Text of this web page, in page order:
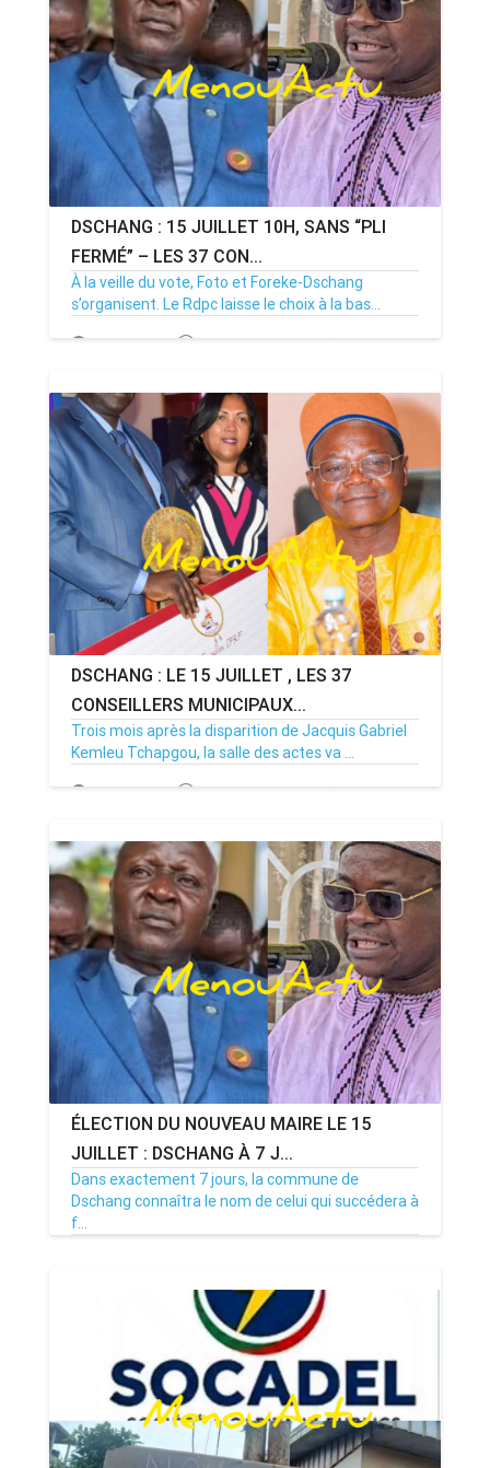
DSCHANG : 15 JUILLET 10H, SANS “PLI
FERMÉ” – LES 37 CON...
À la veille du vote, Foto et Foreke-Dschang
s’organisent. Le Rdpc laisse le choix à la bas...
14/07/26 Par MenouActu 0
DSCHANG : LE 15 JUILLET , LES 37
CONSEILLERS MUNICIPAUX...
Trois mois après la disparition de Jacquis Gabriel
Kemleu Tchapgou, la salle des actes va ...
13/07/26 Par MenouActu 0
ÉLECTION DU NOUVEAU MAIRE LE 15
JUILLET : DSCHANG À 7 J...
Dans exactement 7 jours, la commune de
Dschang connaîtra le nom de celui qui succédera à
f...